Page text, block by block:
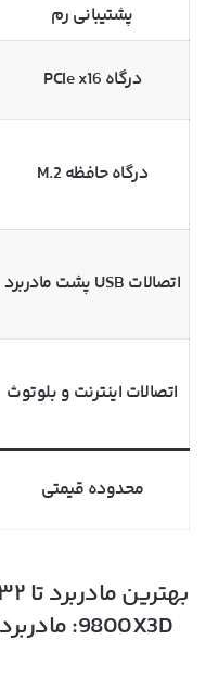
پشتیبانی رم
درگاه PCIe x16
درگاه حافظه M.2
اتصالات USB پشت مادربرد
اتصالات اینترنت و بلوتوث
محدوده قیمتی